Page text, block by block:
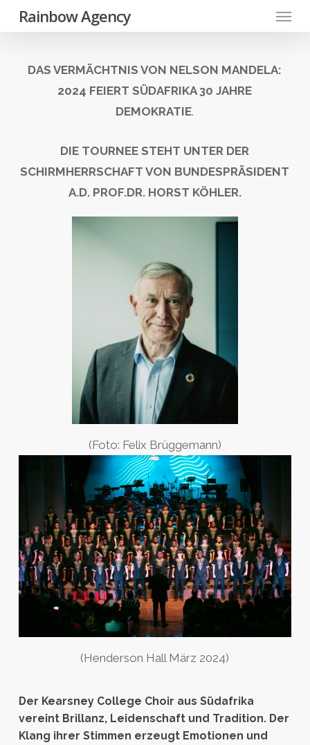
Skip
content
Rainbow Agency
DAS VERMÄCHTNIS VON NELSON MANDELA:
2024 FEIERT SÜDAFRIKA 30 JAHRE
DEMOKRATIE.
DIE TOURNEE STEHT UNTER DER
SCHIRMHERRSCHAFT VON BUNDESPRÄSIDENT
A.D. PROF.DR. HORST KÖHLER.
(Foto: Felix Brüggemann)
(Henderson Hall März 2024)
Der Kearsney College Choir aus Südafrika
vereint Brillanz, Leidenschaft und Tradition. Der
Klang ihrer Stimmen erzeugt Emotionen und